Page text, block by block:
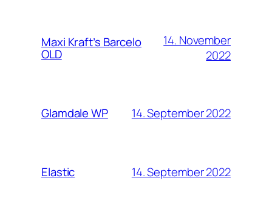
Maxi Kraft’s Barcelo
OLD
14. November
2022
Glamdale WP 14. September 2022
Elastic 14. September 2022